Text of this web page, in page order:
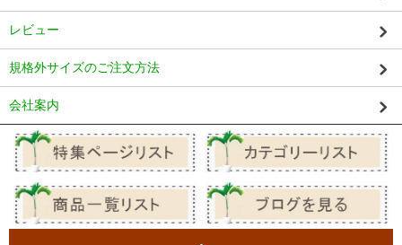
レビュー
規格外サイズのご注文方法
会社案内